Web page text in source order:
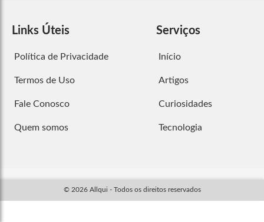
Links Úteis
Política de Privacidade
Termos de Uso
Fale Conosco
Quem somos
Serviços
Início
Artigos
Curiosidades
Tecnologia
© 2026 Allqui - Todos os direitos reservados